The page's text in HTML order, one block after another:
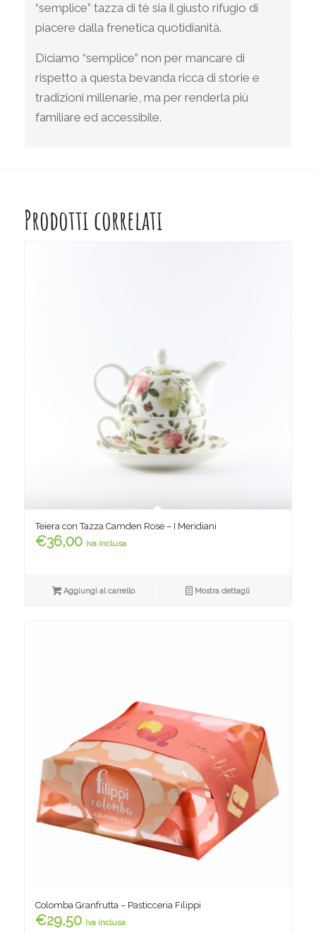
“semplice” tazza di tè sia il giusto rifugio di
piacere dalla frenetica quotidianità.
Diciamo “semplice” non per mancare di
rispetto a questa bevanda ricca di storie e
tradizioni millenarie, ma per renderla più
familiare ed accessibile.
Prodotti correlati
Teiera con Tazza Camden Rose – I Meridiani
€36,00 iva inclusa
Aggiungi al carrello Mostra dettagli
Colomba Granfrutta – Pasticceria Filippi
€29,50 iva inclusa